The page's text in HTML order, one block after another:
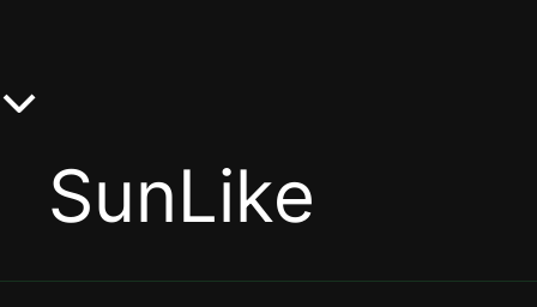
SunLike